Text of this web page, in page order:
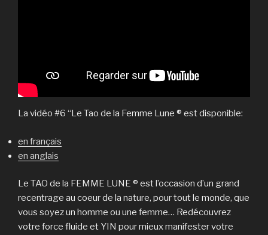
La vidéo #6 “Le Tao de la Femme Lune ® est disponible:
en français
en anglais
Le TAO de la FEMME LUNE ® est l’occasion d’un grand
recentrage au coeur de la nature, pour tout le monde, que
vous soyez un homme ou une femme… Redécouvrez
votre force fluide et YIN pour mieux manifester votre